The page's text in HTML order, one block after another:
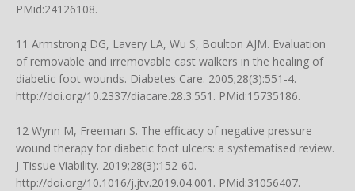
PMid:24126108.
11 Armstrong DG, Lavery LA, Wu S, Boulton AJM. Evaluation
of removable and irremovable cast walkers in the healing of
diabetic foot wounds. Diabetes Care. 2005;28(3):551-4.
http://doi.org/10.2337/diacare.28.3.551 . PMid:15735186.
12 Wynn M, Freeman S. The efficacy of negative pressure
wound therapy for diabetic foot ulcers: a systematised review.
J Tissue Viability. 2019;28(3):152-60.
http://doi.org/10.1016/j.jtv.2019.04.001 . PMid:31056407.